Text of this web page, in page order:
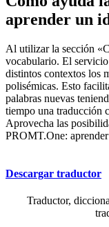
aprender un
Al utilizar la sección
vocabulario. El servicio
distintos contextos los
polisémicas. Esto
palabras nuevas
tiempo una traducción
Aprovecha las
PROMT.One:
Descargar traductor
Traductor,